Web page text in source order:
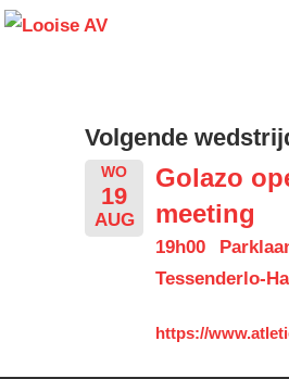
Skip
Volgende
WO
19
AUG
Golazo
meeting
19h00
Tessenderlo-
https://